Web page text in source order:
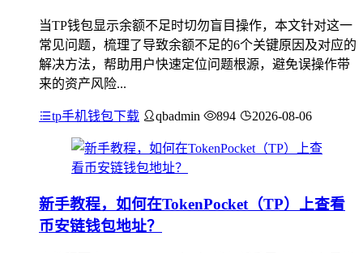
当TP钱包显示余额不足时切勿盲目操作，本文针对这一
常见问题，梳理了导致余额不足的6个关键原因及对应的
解决方法，帮助用户快速定位问题根源，避免误操作带
来的资产风险...
tp手机钱包下载 qbadmin 894 2026-08-06
新手教程，如何在TokenPocket（TP）上查看
币安链钱包地址？